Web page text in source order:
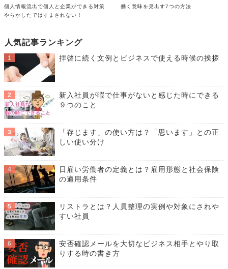
個人情報流出で個人と企業ができる対策
やらかしたではすまされない！
働く意味を見出す7つの方法
人気記事ランキング
拝啓に続く文例とビジネスで使える時候の挨拶
新入社員が暇で仕事がないと感じた時にできる
９つのこと
「存じます」の使い方は？「思います」との正
しい使い分け
日雇い労働者の定義とは？雇用形態と社会保険
の適用条件
リストラとは？人員整理の実例や対象にされや
すい社員
安否確認メールを大切なビジネス相手とやり取
りする時の書き方